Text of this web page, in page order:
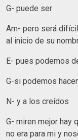
G- puede ser
Am- pero será
al inicio de su
E- pues podemos
G-si podemos
N- y a los creídos
G- miren mejor hay
no era para mi y